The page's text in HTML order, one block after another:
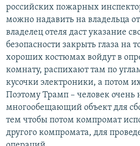
российских пожарных
можно надавить на владельца
владелец отеля даст указание
безопасности закрыть глаза на
хороших костюмах войдут в
комнату, распихают там по
кусочки электроники, а потом их
Поэтому Трамп – человек
многообещающий объект для
тем чтобы потом компромат
другого компромата, для